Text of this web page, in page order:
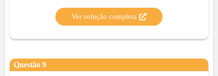
Ver solução completa
Questão 9